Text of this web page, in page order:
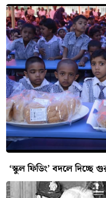
‘স্কুল ফিডিং’ বদলে দিচ্ছে